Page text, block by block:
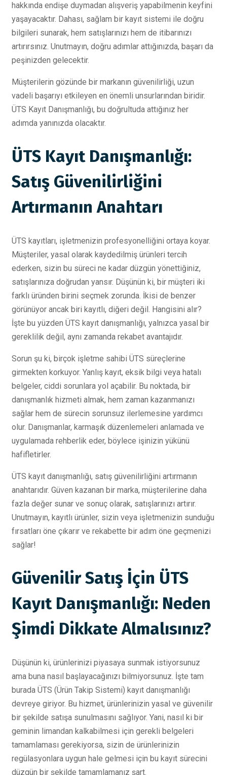
hakkında endişe duymadan alışveriş yapabilmenin keyfini
yaşayacaktır. Dahası, sağlam bir kayıt sistemi ile doğru
bilgileri sunarak, hem satışlarınızı hem de itibarınızı
artırırsınız. Unutmayın, doğru adımlar attığınızda, başarı da
peşinizden gelecektir.
Müşterilerin gözünde bir markanın güvenilirliği, uzun
vadeli başarıyı etkileyen en önemli unsurlarından biridir.
ÜTS Kayıt Danışmanlığı, bu doğrultuda attığınız her
adımda yanınızda olacaktır.
ÜTS Kayıt Danışmanlığı:
Satış Güvenilirliğini
Artırmanın Anahtarı
ÜTS kayıtları, işletmenizin profesyonelliğini ortaya koyar.
Müşteriler, yasal olarak kaydedilmiş ürünleri tercih
ederken, sizin bu süreci ne kadar düzgün yönettiğiniz,
satışlarınıza doğrudan yansır. Düşünün ki, bir müşteri iki
farklı üründen birini seçmek zorunda. İkisi de benzer
görünüyor ancak biri kayıtlı, diğeri değil. Hangisini alır?
İşte bu yüzden ÜTS kayıt danışmanlığı, yalnızca yasal bir
gereklilik değil, aynı zamanda rekabet avantajıdır.
Sorun şu ki, birçok işletme sahibi ÜTS süreçlerine
girmekten korkuyor. Yanlış kayıt, eksik bilgi veya hatalı
belgeler, ciddi sorunlara yol açabilir. Bu noktada, bir
danışmanlık hizmeti almak, hem zaman kazanmanızı
sağlar hem de sürecin sorunsuz ilerlemesine yardımcı
olur. Danışmanlar, karmaşık düzenlemeleri anlamada ve
uygulamada rehberlik eder, böylece işinizin yükünü
hafifletirler.
ÜTS kayıt danışmanlığı, satış güvenilirliğini artırmanın
anahtarıdır. Güven kazanan bir marka, müşterilerine daha
fazla değer sunar ve sonuç olarak, satışlarınızı artırır.
Unutmayın, kayıtlı ürünler, sizin veya işletmenizin sunduğu
fırsatları öne çıkarır ve rekabette bir adım öne geçmenizi
sağlar!
Güvenilir Satış İçin ÜTS
Kayıt Danışmanlığı: Neden
Şimdi Dikkate Almalısınız?
Düşünün ki, ürünlerinizi piyasaya sunmak istiyorsunuz
ama buna nasıl başlayacağınızı bilmiyorsunuz. İşte tam
burada ÜTS (Ürün Takip Sistemi) kayıt danışmanlığı
devreye giriyor. Bu hizmet, ürünlerinizin yasal ve güvenilir
bir şekilde satışa sunulmasını sağlıyor. Yani, nasıl ki bir
geminin limandan kalkabilmesi için gerekli belgeleri
tamamlaması gerekiyorsa, sizin de ürünlerinizin
regülasyonlara uygun hale gelmesi için bu kayıt sürecini
düzgün bir şekilde tamamlamanız şart.